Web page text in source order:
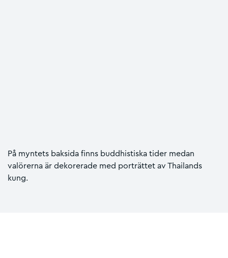
På myntets baksida finns buddhistiska tider medan
valörerna är dekorerade med porträttet av Thailands
kung.